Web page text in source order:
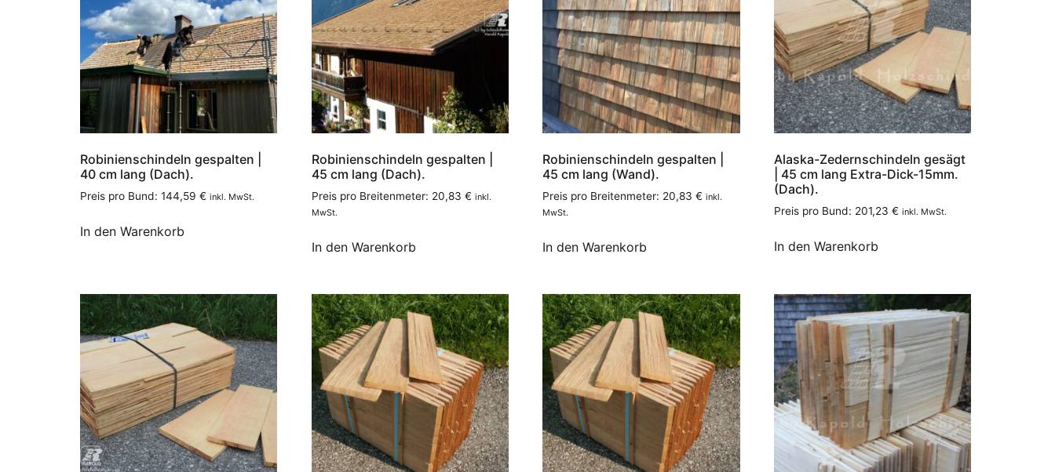
Robinienschindeln gespalten |
40 cm lang (Dach).
Preis pro Bund: 144,59 € inkl. MwSt.
In den Warenkorb
Robinienschindeln gespalten |
45 cm lang (Dach).
Preis pro Breitenmeter: 20,83 € inkl.
MwSt.
In den Warenkorb
Robinienschindeln gespalten |
45 cm lang (Wand).
Preis pro Breitenmeter: 20,83€ inkl.
MwSt.
In den Warenkorb
Alaska-Zedernschindeln gesägt
| 45 cm lang Extra-Dick-15mm.
(Dach).
Preis pro Bund: 201,23€ inkl. MwSt.
In den Warenkorb